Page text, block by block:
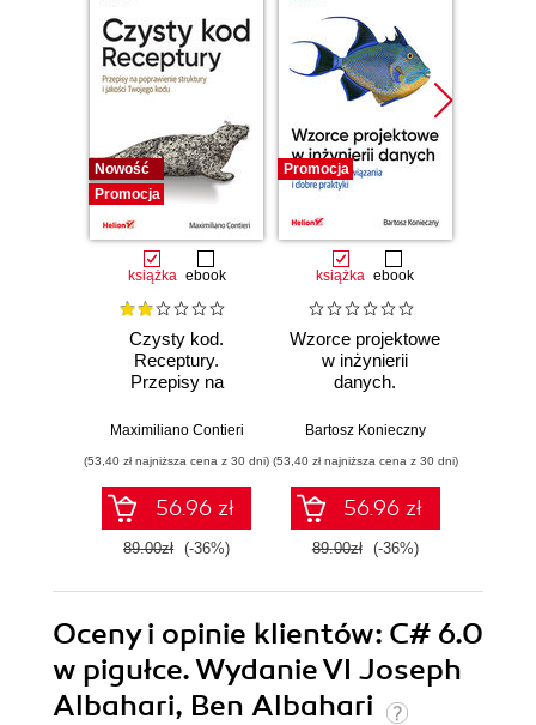
Nowość
Promocja
książka ebook
Czysty kod.
Receptury.
Przepisy na
struktury i jakości
Maximiliano Contieri
(53,40 zł najniższa cena z 30 dni)
56.96 zł
89.00zł (-36%)
Promocja
książka ebook
Wzorce projektowe
w inżynierii
danych.
rozwiązania i dobre
Bartosz Konieczny
(53,40 zł najniższa cena z 30 dni)
56.96 zł
89.00zł (-36%)
Oceny i opinie klientów: C# 6.0
w pigułce. Wydanie VI Joseph
Albahari, Ben Albahari